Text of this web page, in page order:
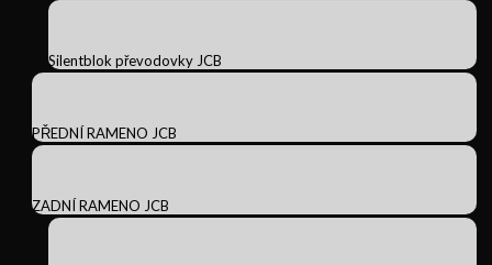
Silentblok převodovky JCB
PŘEDNÍ RAMENO JCB
ZADNÍ RAMENO JCB